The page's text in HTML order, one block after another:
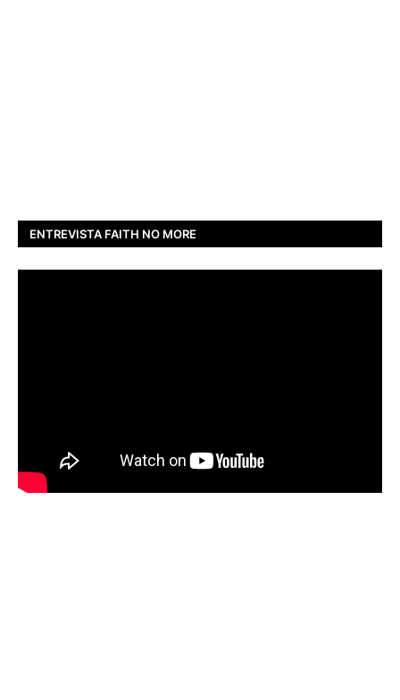
ENTREVISTA FAITH NO MORE